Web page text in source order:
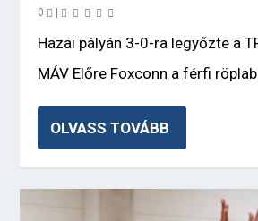
0
|
Hazai pályán 3-0-ra legyőzte a
MÁV Előre Foxconn a férfi
OLVASS TOVÁBB